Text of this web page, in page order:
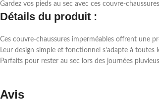
Gardez vos pieds au sec avec ces couvre-
Détails du produit :
Ces couvre-chaussures imperméables offrent une
Leur design simple et fonctionnel s’adapte à toutes
Parfaits pour rester au sec lors des journées
Avis